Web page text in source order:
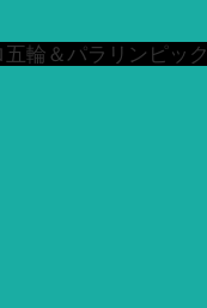
輪＆パラリンピック